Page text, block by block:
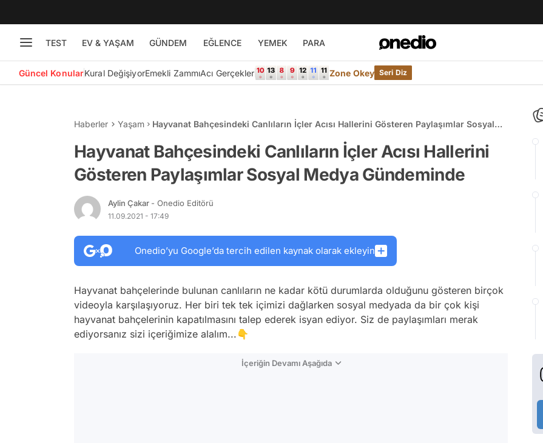
TEST EV & YAŞAM GÜNDEM EĞLENCE YEMEK PARA
Güncel KonularKural DeğişiyorEmekli ZammıAcı Gerçekler Zone Okey Seri Diz
Haberler Yaşam
Hayvanat Bahçesindeki Canlıların İçler Acısı Hallerini Gösteren Paylaşımlar Sosyal
Hayvanat Bahçesindeki Canlıların İçler Acısı Hallerini
Gösteren Paylaşımlar Sosyal Medya Gündeminde
Aylin Çakar - Onedio Editörü
11.09.2021 - 17:49
Onedio’yu Google’da tercih edilen kaynak olarak ekleyin
Hayvanat bahçelerinde bulunan canlıların ne kadar kötü durumlarda olduğunu gösteren birçok
videoyla karşılaşıyoruz. Her biri tek tek içimizi dağlarken sosyal medyada da bir çok kişi
hayvanat bahçelerinin kapatılmasını talep ederek isyan ediyor. Siz de paylaşımları merak
ediyorsanız sizi içeriğimize alalım...👇
İçeriğin Devamı Aşağıda